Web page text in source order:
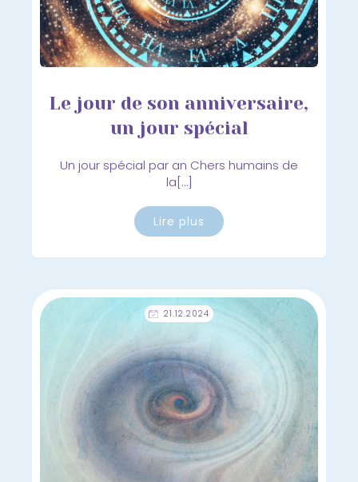
Le jour de son anniversaire,
un jour spécial
Un jour spécial par an Chers humains de
la[…]
Lire plus
21.12.2024